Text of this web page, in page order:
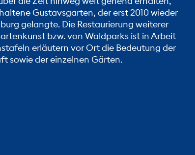
Gustavsgarten, der erst 2010 wieder
gelangte. Die Restaurierung weiterer
bzw. von Waldparks ist in Arbeit
erläutern vor Ort die Bedeutung der
sowie der einzelnen Gärten.